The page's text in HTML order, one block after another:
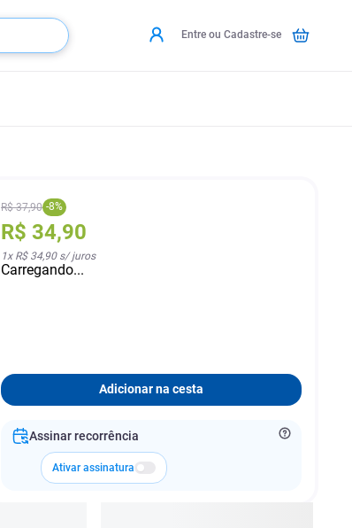
Entre ou Cadastre-se
R$ 37,90 -8%
R$ 34,90
1x R$ 34,90s/ juros
Carregando...
Adicionar na cesta
Assinar recorrência
Ativar assinatura